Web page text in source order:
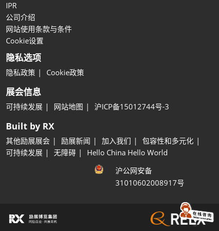
IPR
公司介绍
网站使用条款与条件
Cookie设置
隐私选项
隐私政策 Cookie政策
展会信息
可持续发展 网站地图 沪ICP备15012744号-3
Built by RX
其他励展展会 励展新闻 加入我们
包容性和多元化
可持续发展
无障碍
Hello China Hello World
沪公网安备
31010602008917号